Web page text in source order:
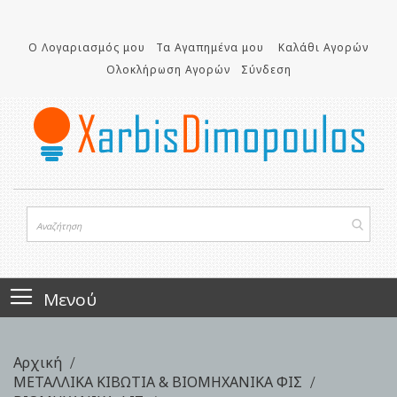
περιεχόμενο
Ο Λογαριασμός μου Τα Αγαπημένα μου
Καλάθι Αγορών
Ολοκλήρωση Αγορών
Σύνδεση
Μενού
Αρχική
ΜΕΤΑΛΛΙΚΑ ΚΙΒΩΤΙΑ & ΒΙΟΜΗΧΑΝΙΚΑ ΦΙΣ